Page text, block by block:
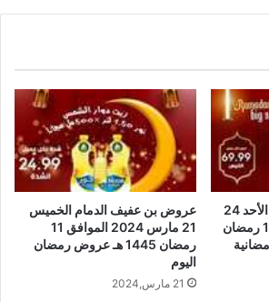
عروض بن عفيف الدمام الأحد 24
مارس 2024 الموافق 14 رمضان
عروض بن عفيف الدمام الخميس
21 مارس 2024 الموافق 11
رمضان 1445 هـ عروض رمضان
اليوم
21 مارس,2024